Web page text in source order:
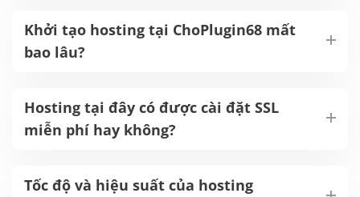
Khởi tạo hosting tại ChoPlugin68 mất
bao lâu?
Hosting tại đây có được cài đặt SSL
miễn phí hay không?
Tốc độ và hiệu suất của hosting